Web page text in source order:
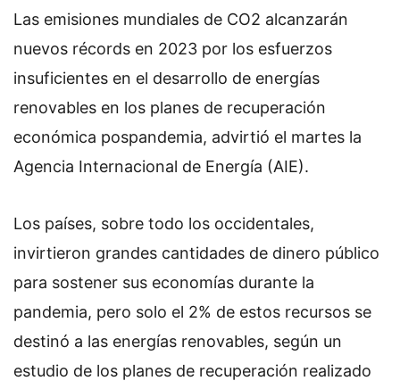
Las emisiones mundiales de CO2 alcanzarán
nuevos récords en 2023 por los esfuerzos
insuficientes en el desarrollo de energías
renovables en los planes de recuperación
económica pospandemia, advirtió el martes la
Agencia Internacional de Energía (AIE).
Los países, sobre todo los occidentales,
invirtieron grandes cantidades de dinero público
para sostener sus economías durante la
pandemia, pero solo el 2% de estos recursos se
destinó a las energías renovables, según un
estudio de los planes de recuperación realizado